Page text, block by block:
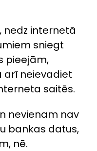
nedz internetā
sniegt
pieejām,
arī neievadiet
saitēs.
nevienam nav
bankas datus,
nē.